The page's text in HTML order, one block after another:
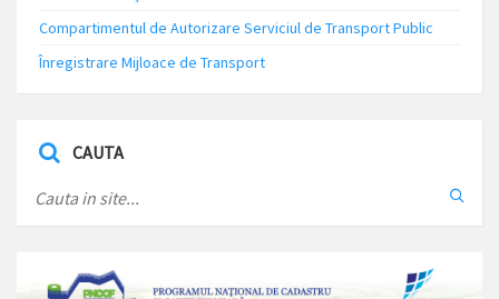
Compartimentul de Autorizare Serviciul de Transport Public
Înregistrare Mijloace de Transport
CAUTA